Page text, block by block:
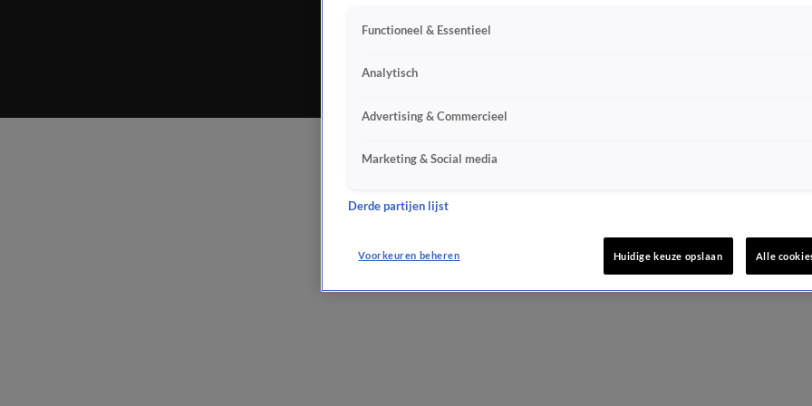
Functioneel & Essentieel
Analytisch
Advertising & Commercieel
Marketing & Social media
Derde partijen lijst
Voorkeuren beheren Huidige keuze opslaan Alle